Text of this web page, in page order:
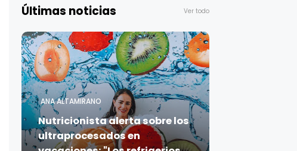
Últimas noticias Ver todo
ANA ALTAMIRANO
Nutricionista alerta sobre los
ultraprocesados en